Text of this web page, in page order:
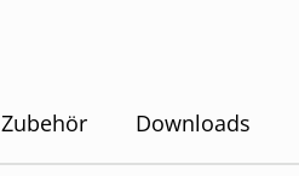
Zubehör Downloads